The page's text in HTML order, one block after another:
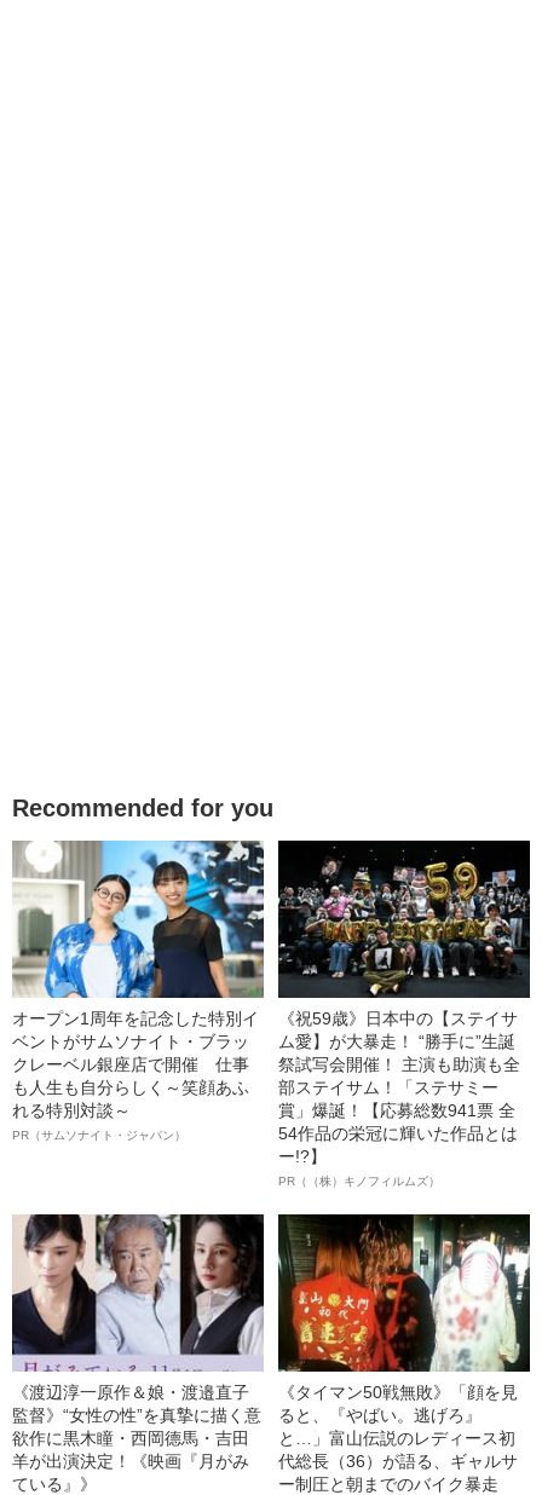
Recommended for you
オープン1周年を記念した特別イ
ベントがサムソナイト・ブラッ
クレーベル銀座店で開催 仕事
も人生も自分らしく～笑顔あふ
れる特別対談～
PR（サムソナイト・ジャパン）
《祝59歳》日本中の【ステイサ
ム愛】が大暴走！ “勝手に”生誕
祭試写会開催！ 主演も助演も全
部ステイサム！「ステサミー
賞」爆誕！【応募総数941票 全
54作品の栄冠に輝いた作品とは
ー!?】
PR（（株）キノフィルムズ）
《渡辺淳一原作＆娘・渡邉直子
監督》“女性の性”を真摯に描く意
欲作に黒木瞳・西岡德馬・吉田
羊が出演決定！《映画『月がみ
ている』》
《タイマン50戦無敗》「顔を見
ると、『やばい。逃げろ』
と…」富山伝説のレディース初
代総長（36）が語る、ギャルサ
ー制圧と朝までのバイク暴走